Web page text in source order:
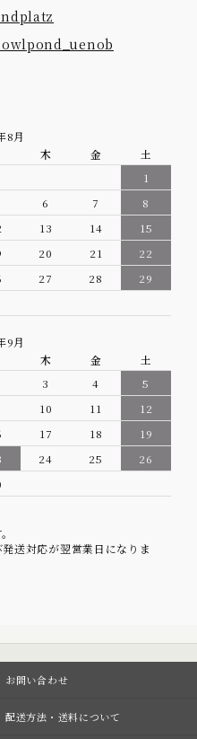
8月
木 金
土
1
6 7
8
13 14
15
20 21
22
27 28
29
9月
木 金
土
3 4
5
10 11
12
17 18
19
24 25
26
送対応が翌営業日になりま
お問い合わせ
配送方法・送料について